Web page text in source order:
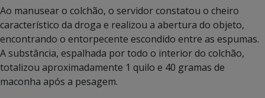
Ao manusear o colchão, o servidor constatou o cheiro
característico da droga e realizou a abertura do objeto,
encontrando o entorpecente escondido entre as espumas.
A substância, espalhada por todo o interior do colchão,
totalizou aproximadamente 1 quilo e 40 gramas de
maconha após a pesagem.